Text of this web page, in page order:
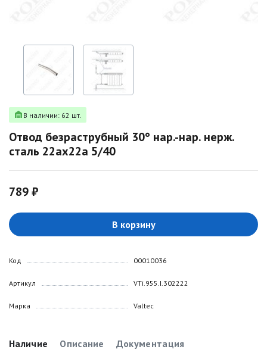
В наличии: 62 шт.
Oтвод безраструбный 30° нар.-нар. нерж.
сталь 22ах22а 5/40
789 ₽
В корзину
Код
Артикул
Марка
00010036
VTi.955.I.302222
Valtec
Наличие Описание Документация